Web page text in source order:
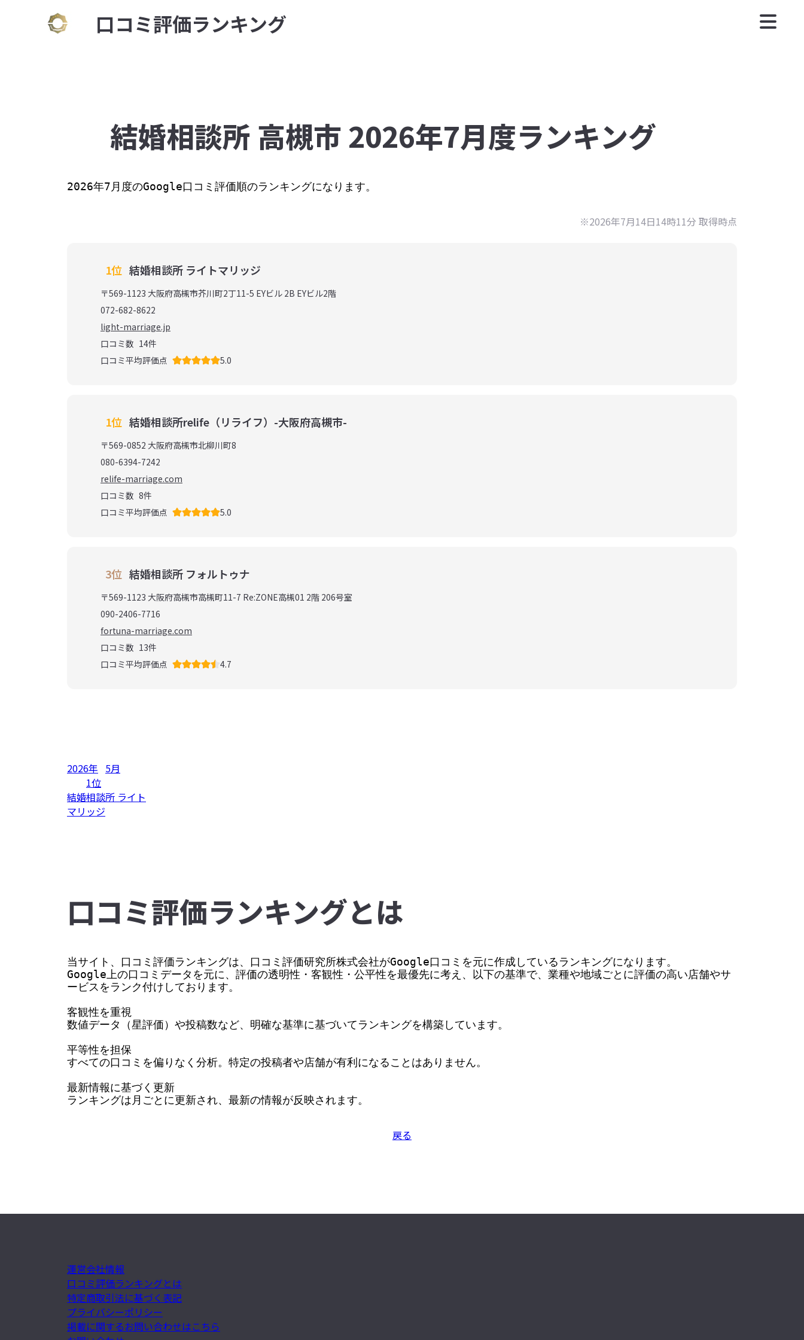
⼝コミ評価ランキング
結婚相談所 高槻市 2026年7月度ランキング
2026年7月度のGoogle口コミ評価順のランキングになります。
※2026年7月14日14時11分 取得時点
1位 結婚相談所 ライトマリッジ
〒569-1123 大阪府高槻市芥川町2丁11-5 EYビル 2B EYビル2階
072-682-8622
light-marriage.jp
口コミ数 14件
口コミ平均評価点
5.0
1位 結婚相談所relife（リライフ）-大阪府高槻市-
〒569-0852 大阪府高槻市北柳川町8
080-6394-7242
relife-marriage.com
口コミ数 8件
口コミ平均評価点
5.0
3位 結婚相談所 フォルトゥナ
〒569-1123 大阪府高槻市高槻町11-7 Re:ZONE高槻01 2階 206号室
090-2406-7716
fortuna-marriage.com
口コミ数 13件
口コミ平均評価点
4.7
2026年 5月
1位
結婚相談所 ライト
マリッジ
⼝コミ評価ランキングとは
当サイト、口コミ評価ランキングは、口コミ評価研究所株式会社がGoogle口コミを元に作成しているランキングになります。
Google上の口コミデータを元に、評価の透明性・客観性・公平性を最優先に考え、以下の基準で、業種や地域ごとに評価の高い店舗やサ
ービスをランク付けしております。
客観性を重視
数値データ（星評価）や投稿数など、明確な基準に基づいてランキングを構築しています。
平等性を担保
すべての口コミを偏りなく分析。特定の投稿者や店舗が有利になることはありません。
最新情報に基づく更新
ランキングは月ごとに更新され、最新の情報が反映されます。
戻る
運営会社情報
口コミ評価ランキングとは
特定商取引法に基づく表記
プライバシーポリシー
掲載に関するお問い合わせはこちら